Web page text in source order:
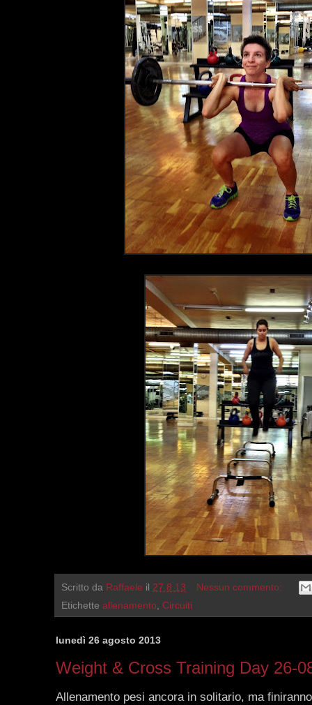
Scritto da Raffaele il 27.8.13
Nessun commento:
Etichette allenamento, Circuiti
lunedì 26 agosto 2013
Weight & Cross Training Day 26-
Allenamento pesi ancora in solitario, ma